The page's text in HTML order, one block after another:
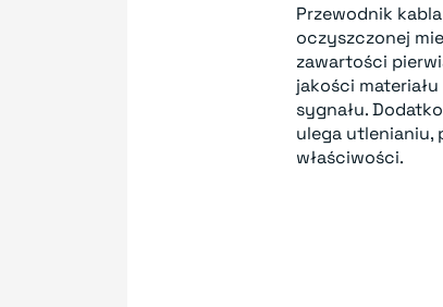
Przewodnik
oczyszczonej
zawartości
jakości
sygnału.
ulega utlenianiu,
właściwości.